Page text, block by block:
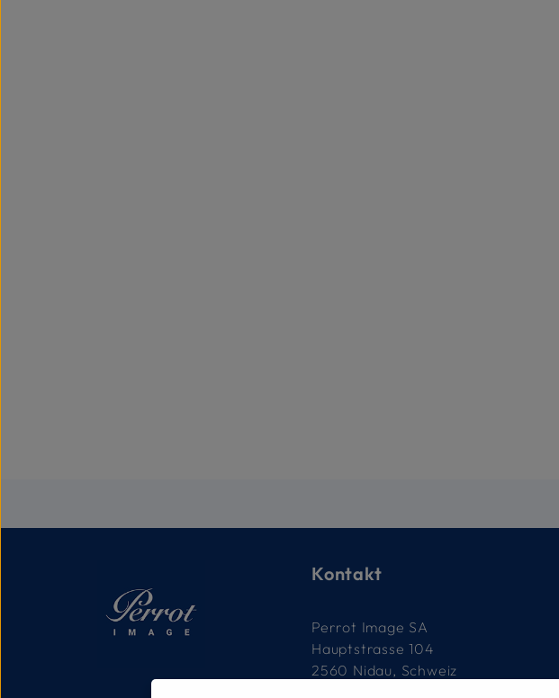
Kontakt
Perrot Image SA
Hauptstrasse 104
2560 Nidau, Schweiz